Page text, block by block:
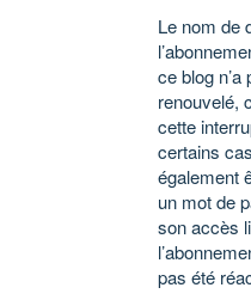
Le nom de
ce blog n’a
renouvelé,
cette
certains
également
un mot de
son accès
pas été